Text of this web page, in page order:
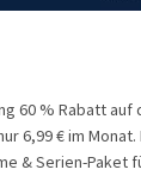
60 % Rabatt
6,99 € im
& Serien-Paket